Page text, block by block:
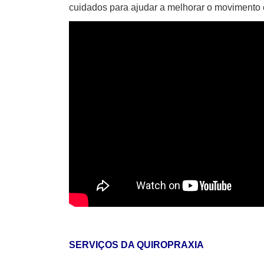
cuidados para ajudar a melhorar o
SERVIÇOS DA QUIROPRAXIA